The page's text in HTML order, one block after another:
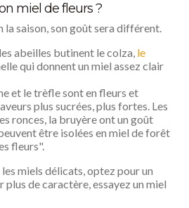
miel de fleurs ?
la saison, son goût sera différent.
abeilles butinent le colza, le
qui donnent un miel assez clair
et le trèfle sont en fleurs et
plus sucrées, plus fortes. Les
ronces, la bruyère ont un goût
être isolées en miel de forêt
fleurs".
les miels délicats, optez pour un
de caractère, essayez un miel